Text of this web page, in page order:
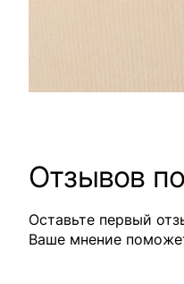
Отзывов
Оставьте первый
Ваше мнение